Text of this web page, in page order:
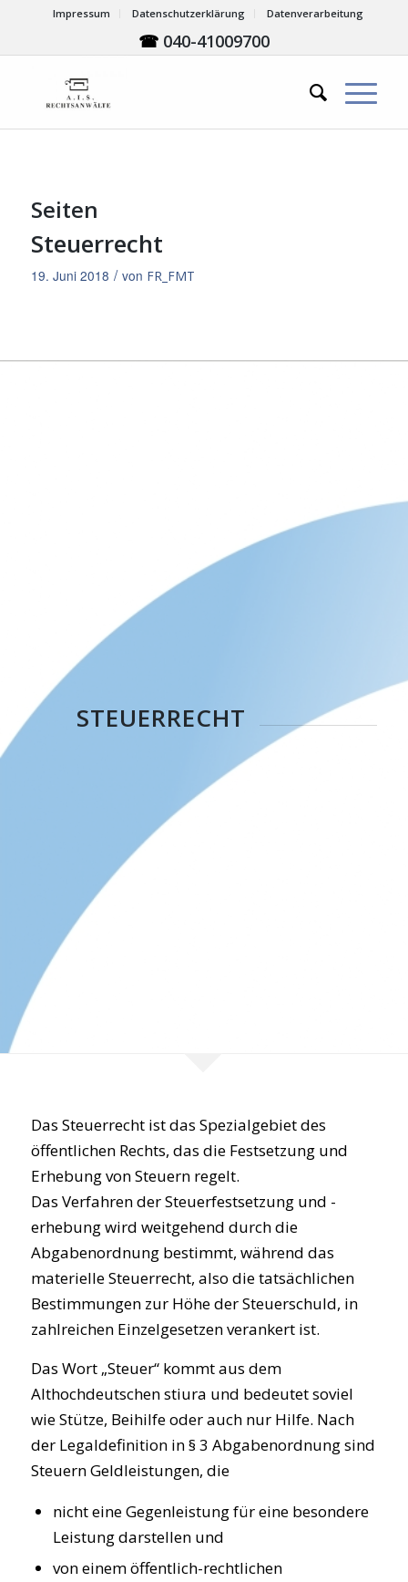
Impressum Datenschutzerklärung Datenverarbeitung
☎ 040-41009700
Seiten
Steuerrecht
19. Juni 2018 / von FR_FMT
STEUERRECHT
Das Steuerrecht ist das Spezialgebiet des
öffentlichen Rechts, das die Festsetzung und
Erhebung von Steuern regelt.
Das Verfahren der Steuerfestsetzung und -
erhebung wird weitgehend durch die
Abgabenordnung bestimmt, während das
materielle Steuerrecht, also die tatsächlichen
Bestimmungen zur Höhe der Steuerschuld, in
zahlreichen Einzelgesetzen verankert ist.
Das Wort „Steuer“ kommt aus dem
Althochdeutschen stiura und bedeutet soviel
wie Stütze, Beihilfe oder auch nur Hilfe. Nach
der Legaldefinition in § 3 Abgabenordnung sind
Steuern Geldleistungen, die
nicht eine Gegenleistung für eine besondere
Leistung darstellen und
von einem öffentlich-rechtlichen